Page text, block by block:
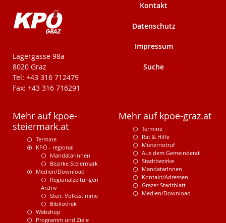
KPÖ-Steiermark
Lagergasse 98a
8020 Graz
Tel: +43 316 712479
Fax: +43 316 716291
Kontakt
Datenschutz
Impressum
Suche
Mehr auf kpoe-
steiermark.at
Termine
KPÖ - regional
Mandatarinnen
Bezirke Steiermark
Medien/Download
Regionalzeitungen
Archiv
Steir. Volksstimme
Bibliothek
Webshop
Programm und Ziele
Mehr auf kpoe-graz.at
Termine
Rat & Hilfe
Mieternotruf
Aus dem Gemeinderat
Stadtbezirke
MandatarInnen
Kontakt/Adressen
Grazer Stadtblatt
Medien/Download